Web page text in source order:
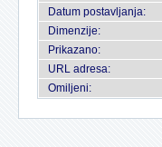
Datum postavljanja:
Dimenzije:
Prikazano:
URL adresa:
Omiljeni: